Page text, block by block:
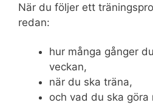
När du följer ett
redan:
hur många gånger
veckan,
när du ska träna,
och vad du ska göra